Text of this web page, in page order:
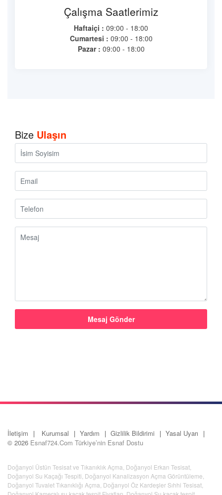
Çalışma Saatlerimiz
Haftaiçi : 09:00 - 18:00
Cumartesi : 09:00 - 18:00
Pazar : 09:00 - 18:00
Bize Ulaşın
İletişim Kurumsal Yardım Gizlilik Bildirimi
Yasal Uyarı
© 2026 Esnaf724.Com Türkiye’nin Esnaf Dostu
Doğanyol Üstün Tesisat ve Tıkanıklık Açma Doğanyol Erkan Tesisat
Doğanyol Su Kaçağı Tespiti Doğanyol Kanalizasyon Açma Görüntüleme
Doğanyol Tuvalet Tıkanıklığı Açma Doğanyol Öz Kardeşler Sıhhi Tesisat